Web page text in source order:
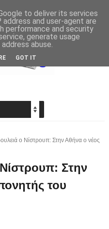
ο Νίστρουπ: Στην Αθήνα ο νέος
Στην
του
to deliver its services
and user-agent are
performance and security
generate usage
abuse.
GOT IT